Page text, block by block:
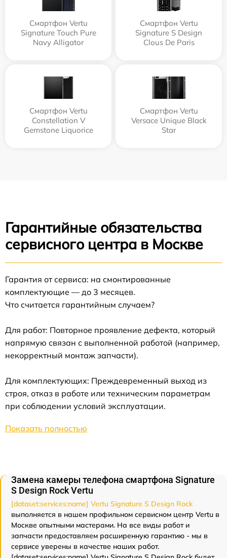
Смартфон Vertu
Signature Touch Pure
Navy Alligator
Смартфон Vertu
Signature S Design
Clous De Paris
Смартфон Vertu
Constellation V
Gemstone Liquorice
Смартфон Vertu
Versace Unique Black
Star
Гарантийные обязательства
сервисного центра в Москве
Гарантия от сервиса: на смонтированные
комплектующие — до 3 месяцев.
Что считается гарантийным случаем?
Для работ: Повторное проявление дефекта, который
напрямую связан с выполненной работой (например,
некорректный монтаж запчасти).
Для комплектующих: Преждевременный выход из
строя, отказ в работе или техническим параметрам
при соблюдении условий эксплуатации.
Показать полностью
Замена камеры телефона смартфона Signature
S Design Rock Vertu
[dataset:services:name] Vertu Signature S Design Rock
выполняется в нашем профильном сервисном центр Vertu в
Москве опытными мастерами. На все виды работ и
запчасти предоставляем расширенную гарантию - мы в
сервисе уверены в качестве наших работ.